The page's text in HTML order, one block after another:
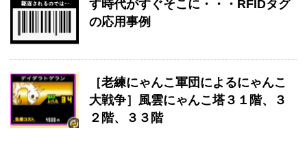
す時代がすぐそこに・・・RFIDタグ
の応用事例
［老練にゃんこ軍団によるにゃんこ
大戦争］風雲にゃんこ塔３１階、３
２階、３３階